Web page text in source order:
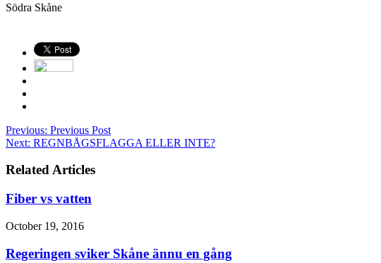
Södra Skåne
Previous: Previous Post
Next: REGNBÅGSFLAGGA ELLER INTE?
Related Articles
Fiber vs vatten
October 19, 2016
Regeringen sviker Skåne ännu en gång